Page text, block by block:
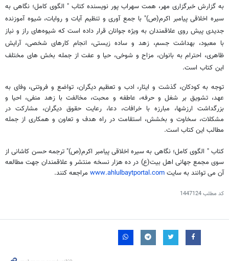
به گزارش خبرگزاری مهر، همت سهراب پور نویسنده کتاب " الگوى کامل؛ نگاهى به
سیره‌ اخلاقى پیامبر اکرم(ص)" با جمع آوری و تنظیم آیات و روایات، شیوه‌ آموزنده
جدیدی پیش روی علاقمندان به ویژه جوانان قرار داده است که شیوه‌‌های راز و نیاز
با معبود، بهداشت جسم، زهد و ساده زیستی، انجام کارهای شخصی، آرایش
ظاهری، احترام به بانوان، مزاح و شوخی، حیا و عفت از جمله بخش های مختلف
این کتاب است.
توجه به کودکان، گذشت و ایثار،‌ ادب و تعظیم دیگران، تواضع و فروتنی، وفای به
عهد، تشویق بر شغل و حرفه، عاطفه و محبت، مخالفت با زهد منفی، احیا و
بزرگداشت ارزشها، مبارزه با خرافات، دعا، رعایت حقوق دیگران، مشارکت در
مشکلات، سخاوت و بخشش، استقامت در راه هدف و تعاون و همکاری از جمله
مطالب این کتاب است.
کتاب " الگوى کامل؛ نگاهى به سیره‌ اخلاقى پیامبر اکرم(ص)" ترجمه حسن کاشانی از
سوی مجمع جهانی اهل بیت(ع) در ده هزار نسخه منتشر و علاقمندان جهت مطالعه
آن می توانند به سایت www.ahlulbaytportal.com مراجعه کنند.
کد مطلب1447124